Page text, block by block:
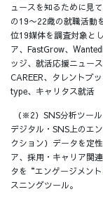
ュースを知るために見
の19〜22歳の就職活動
位19媒体を調査対象と
ア、FastGrow、
ッジ、就活応援ニュー
CAREER、タレントブ
type、キャリタス就活
（※2）SNS分析ツー
デジタル・SNS上のエ
クション）データを定
ア、採用・キャリア関
タを“エンゲージメン
スニングツール。